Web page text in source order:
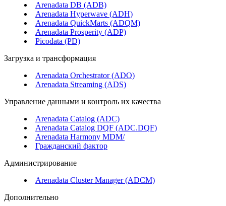
Arenadata DB (ADB)
Arenadata Hyperwave (ADH)
Arenadata QuickMarts (ADQM)
Arenadata Prosperity (ADP)
Picodata (PD)
Загрузка и трансформация
Arenadata Orchestrator (ADO)
Arenadata Streaming (ADS)
Управление данными и контроль их качества
Arenadata Catalog (ADC)
Arenadata Catalog DQF (ADС.DQF)
Arenadata Harmony MDM/
Гражданский фактор
Администрирование
Arenadata Cluster Manager (ADCM)
Дополнительно